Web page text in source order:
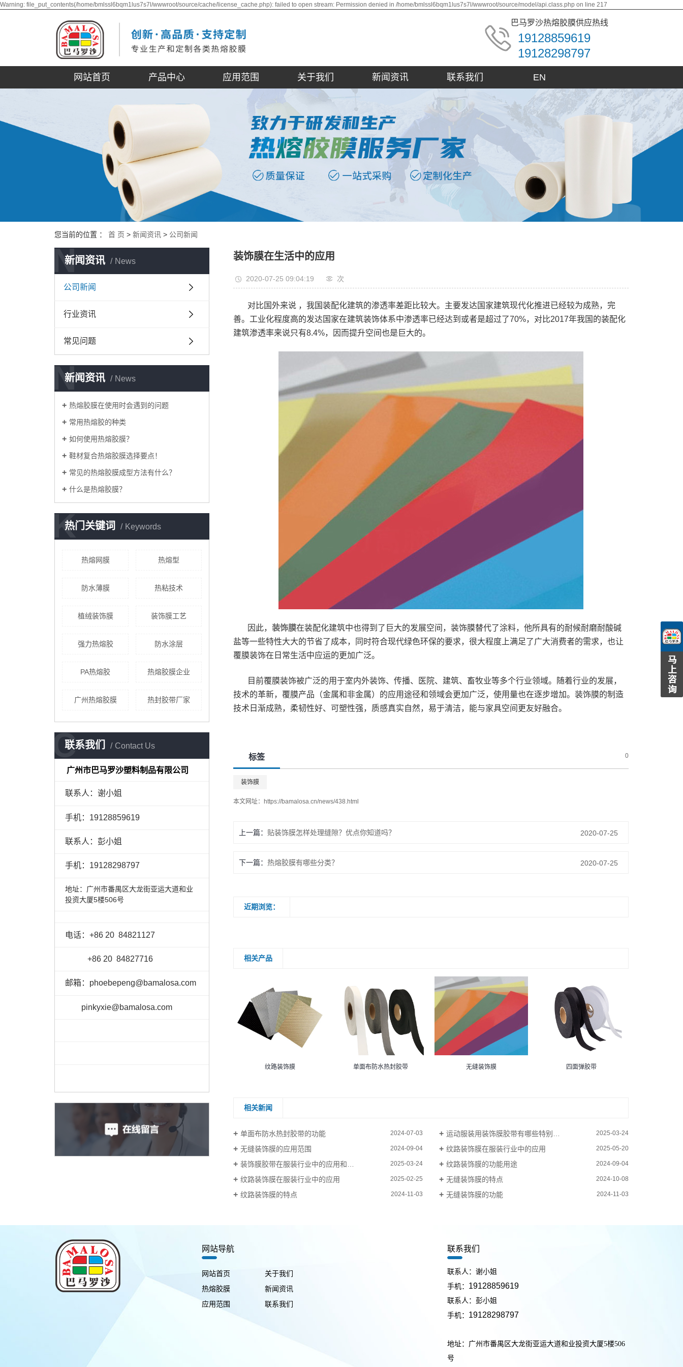
Warning: file_put_contents(/home/bmlssl6bqm1lus7s7l/wwwroot/source/cache/license_cache.php): failed to open stream: Permission denied in /home/bmlssl6bqm1lus7s7l/wwwroot/source/model/api.class.php on line 217
巴马罗沙热熔胶膜供应热线
19128859619
19128298797
网站首页 产品中心 应用范围 关于我们 新闻资讯 联系我们 EN
您当前的位置 ：首 页 >新闻资讯 > 公司新闻
新闻资讯 News
N
公司新闻
行业资讯
常见问题
新闻资讯 News
N
热熔胶膜在使用时会遇到的问题
常用热熔胶的种类
如何使用热熔胶膜？
鞋材复合热熔胶膜选择要点！
常见的热熔胶膜成型方法有什么？
什么是热熔胶膜？
热门关键词 Keywords
K
热熔网膜 热熔型
防水薄膜 热粘技术
植绒装饰膜 装饰膜工艺
强力热熔胶 防水涂层
PA热熔胶 热熔胶膜企业
广州热熔胶膜 热封胶带厂家
联系我们 Contact Us
C
广州市巴马罗沙塑料制品有限公司
联系人：谢小姐
手机： 19128859619
联系人：彭小姐
手机： 19128298797
地址：广州市番禺区大龙街亚运大道和业
投资大厦5楼506号
电话： +86 20 84821127
+86 20 84827716
邮箱： phoebepeng@bamalosa.com
pinkyxie@bamalosa.com
装饰膜在生活中的应用
2020-07-25 09:04:19 次
对比国外来说 ，我国装配化建筑的渗透率差距比较大。主要发达国家建筑现代化推进已经较为成熟，完
善。工业化程度高的发达国家在建筑装饰体系中渗透率已经达到或者是超过了70%，对比2017年我国的装配化
建筑渗透率来说只有8.4%，因而提升空间也是巨大的。
因此，装饰膜在装配化建筑中也得到了巨大的发展空间，装饰膜替代了涂料，他所具有的耐候耐磨耐酸碱
盐等一些特性大大的节省了成本，同时符合现代绿色环保的要求，很大程度上满足了广大消费者的需求，也让
覆膜装饰在日常生活中应运的更加广泛。
目前覆膜装饰被广泛的用于室内外装饰、传播、医院、建筑、畜牧业等多个行业领域。随着行业的发展，
技术的革新，覆膜产品（金属和非金属）的应用途径和领域会更加广泛，使用量也在逐步增加。装饰膜的制造
技术日渐成熟，柔韧性好、可塑性强，质感真实自然，易于清洁，能与家具空间更友好融合。
标签 0
装饰膜
本文网址：https://bamalosa.cn/news/438.html
上一篇： 贴装饰膜怎样处理缝隙？优点你知道吗？ 2020-07-25
下一篇：热熔胶膜有哪些分类？ 2020-07-25
近期浏览：
相关产品
纹路装饰膜 单面布防水热封胶带 无缝装饰膜 四面弹胶带
相关新闻
单面布防水热封胶带的功能 2024-07-03 运动服装用装饰膜胶带有哪些特别之处？ 2025-03-24
无缝装饰膜的应用范围 2024-09-04 纹路装饰膜在服装行业中的应用 2025-05-20
装饰膜胶带在服装行业中的应用和优势 2025-03-24 纹路装饰膜的功能用途 2024-09-04
纹路装饰膜在服装行业中的应用 2025-02-25 无缝装饰膜的特点 2024-10-08
纹路装饰膜的特点 2024-11-03 无缝装饰膜的功能 2024-11-03
网站导航
网站首页
关于我们
热熔胶膜
新闻资讯
应用范围
联系我们
联系我们
联系人：谢小姐
手机： 19128859619
联系人：彭小姐
手机： 19128298797
地址：广州市番禺区大龙街亚运大道和业投资大厦5楼506
号